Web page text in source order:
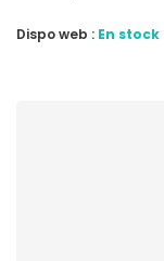
Dispo web : En stock